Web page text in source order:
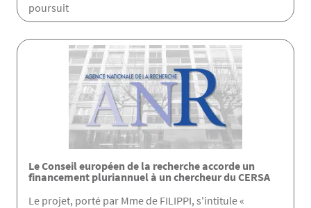
poursuit
Le Conseil européen de la recherche accorde un
financement pluriannuel à un chercheur du CERSA
Le projet, porté par Mme de FILIPPI, s'intitule «